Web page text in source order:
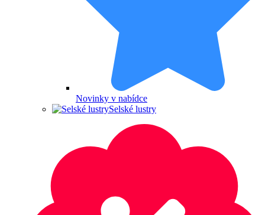
Novinky v nabídce
Selské lustry